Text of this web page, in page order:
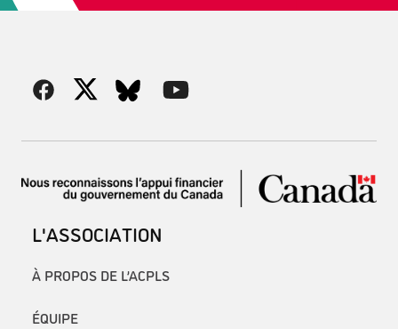
L'ASSOCIATION
À PROPOS DE L’ACPLS
ÉQUIPE